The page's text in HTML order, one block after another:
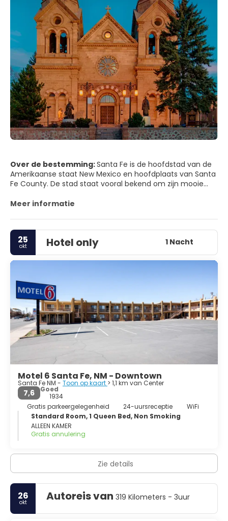
Over de bestemming:Santa Fe is de hoofdstad van de
Amerikaanse staat New Mexico en hoofdplaats van Santa
Fe County. De stad staat vooral bekend om zijn mooie
Meer informatie
25
okt Hotel only 1 Nacht
Motel 6 Santa Fe, NM - Downtown
Santa Fe NM - Toon op kaart > 1,1 km van Center
7,6
Goed
1934
Gratis parkeergelegenheid
24-uursreceptie
WiFi
Standard Room, 1 Queen Bed, Non Smoking
ALLEEN KAMER
Gratis annulering
Zie details
26
okt Autoreis van 319 Kilometers - 3uur